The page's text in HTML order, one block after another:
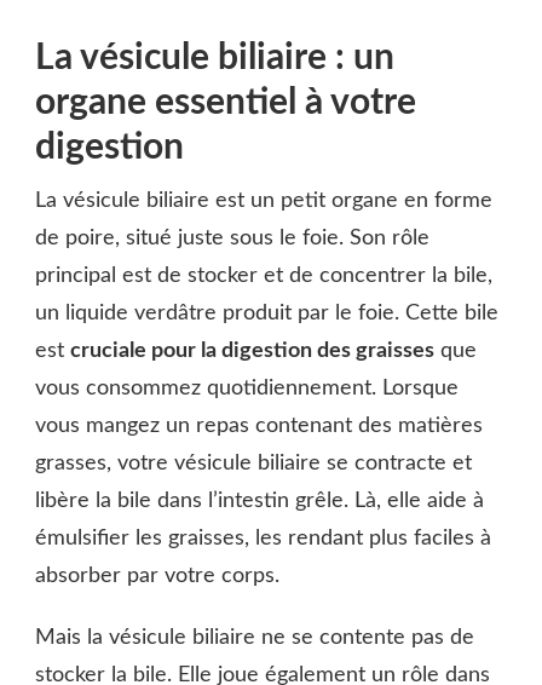
La vésicule biliaire : un
organe essentiel à votre
digestion
La vésicule biliaire est un petit organe en forme
de poire, situé juste sous le foie. Son rôle
principal est de stocker et de concentrer la bile,
un liquide verdâtre produit par le foie. Cette bile
est cruciale pour la digestion des graisses que
vous consommez quotidiennement. Lorsque
vous mangez un repas contenant des matières
grasses, votre vésicule biliaire se contracte et
libère la bile dans l’intestin grêle. Là, elle aide à
émulsifier les graisses, les rendant plus faciles à
absorber par votre corps.
Mais la vésicule biliaire ne se contente pas de
stocker la bile. Elle joue également un rôle dans